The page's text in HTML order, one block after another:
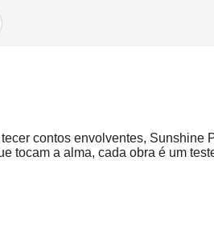
contos envolventes,
tocam a alma, cada obra é um